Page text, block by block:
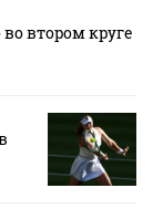
втором круге